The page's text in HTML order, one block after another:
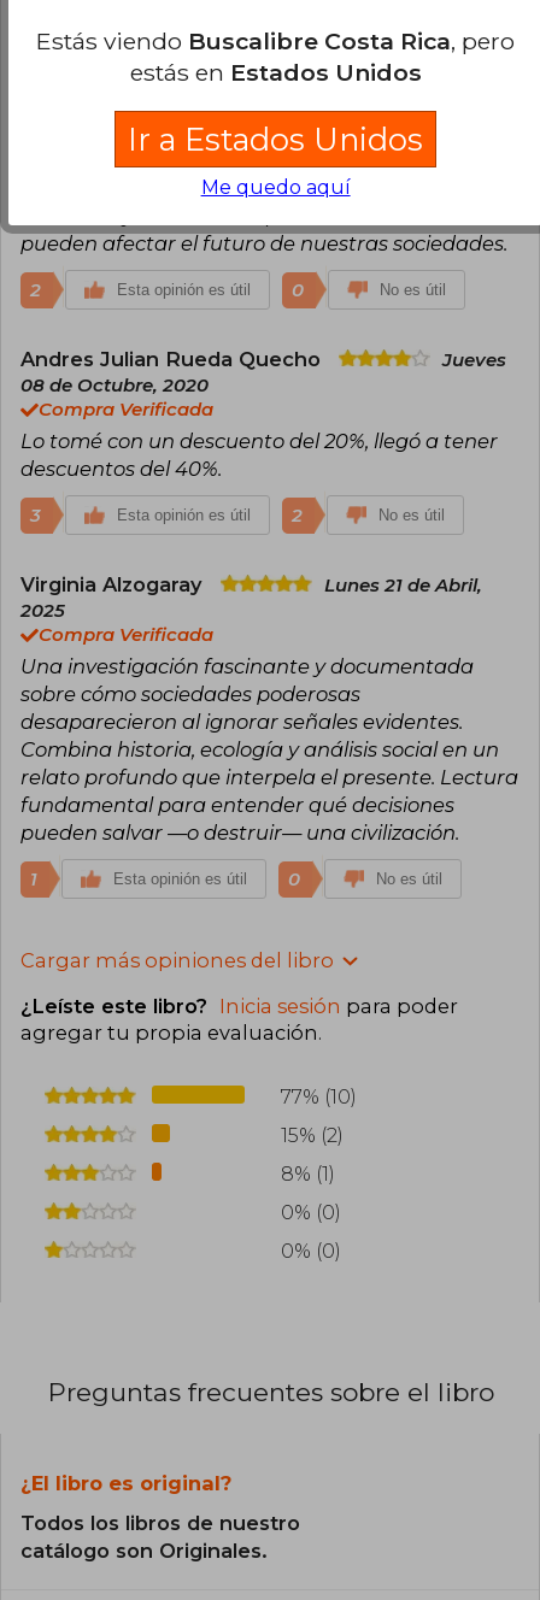
Jaime Alonso Morales Gaviria
Compra Verificada
responsabilidad humana hacia el medio
pueden afectar el futuro de nuestras sociedades.
2 Esta opinión es útil 0 No es útil
Andres Julian Rueda Quecho
Jueves
08 de Octubre, 2020
Compra Verificada
Lo tomé con un descuento del 20%, llegó a tener
descuentos del 40%.
3 Esta opinión es útil 2 No es útil
Virginia Alzogaray
Lunes 21 de Abril,
2025
Compra Verificada
Una investigación fascinante y documentada
sobre cómo sociedades poderosas
desaparecieron al ignorar señales evidentes.
Combina historia, ecología y análisis social en un
relato profundo que interpela el presente. Lectura
fundamental para entender qué decisiones
pueden salvar —o destruir— una civilización.
1 Esta opinión es útil 0 No es útil
Cargar más opiniones del libro
¿Leíste este libro? Inicia sesión para poder
agregar tu propia evaluación.
77% (10)
15% (2)
8% (1)
0% (0)
0% (0)
Preguntas frecuentes sobre el libro
¿El libro es original?
Todos los libros de nuestro
catálogo son Originales.
Estás viendo Buscalibre Costa Rica, pero
estás en Estados Unidos
Ir a Estados Unidos
Me quedo aquí